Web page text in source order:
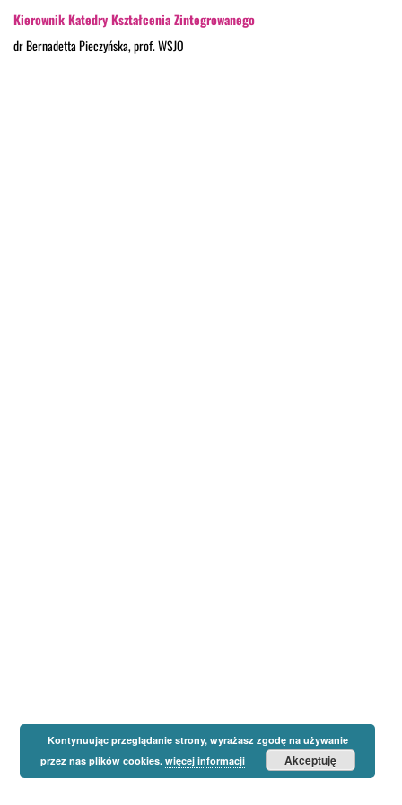
Kierownik Katedry Kształcenia Zintegrowanego
dr Bernadetta Pieczyńska, prof. WSJO
Kontynuując przeglądanie strony, wyrażasz zgodę na używanie
przez nas plików cookies. więcej informacji Akceptuję